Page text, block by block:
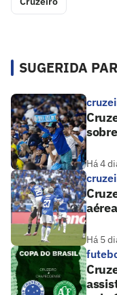
SUGERIDA
Há 4
Há 5